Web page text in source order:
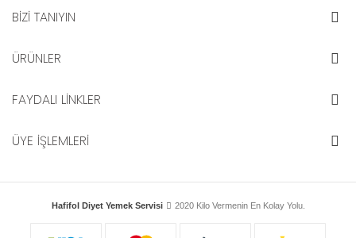
BİZİ TANIYIN
ÜRÜNLER
FAYDALI LİNKLER
ÜYE İŞLEMLERİ
Hafifol Diyet Yemek Servisi 2020 Kilo Vermenin En Kolay Yolu.